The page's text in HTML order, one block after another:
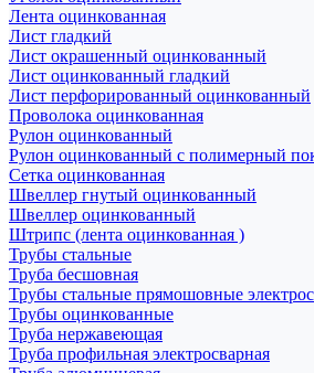
Лента оцинкованная
Лист гладкий
Лист окрашенный оцинкованный
Лист оцинкованный гладкий
Лист перфорированный оцинкованный
Проволока оцинкованная
Рулон оцинкованный
Рулон оцинкованный с полимерный
Сетка оцинкованная
Швеллер гнутый оцинкованный
Швеллер оцинкованный
Штрипс (лента оцинкованная )
Трубы стальные
Труба бесшовная
Трубы стальные прямошовные
Трубы оцинкованные
Труба нержавеющая
Труба профильная электросварная